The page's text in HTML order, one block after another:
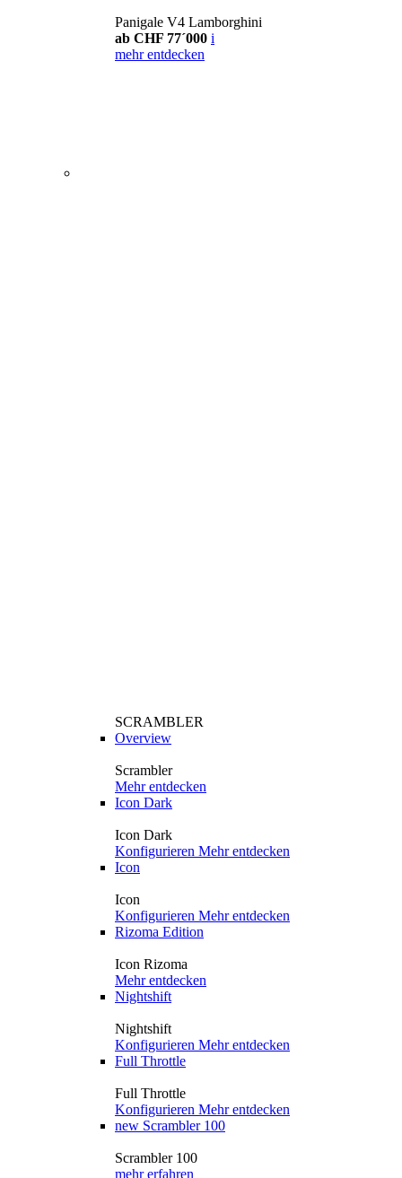
Panigale V4 Lamborghini
ab CHF 77´000 i
mehr entdecken
SCRAMBLER
Overview
Scrambler
Mehr entdecken
Icon Dark
Icon Dark
Konfigurieren Mehr entdecken
Icon
Icon
Konfigurieren Mehr entdecken
Rizoma Edition
Icon Rizoma
Mehr entdecken
Nightshift
Nightshift
Konfigurieren Mehr entdecken
Full Throttle
Full Throttle
Konfigurieren Mehr entdecken
new Scrambler 100
Scrambler 100
mehr erfahren